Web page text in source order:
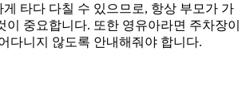
타다 다칠 수 있으므로, 항상 부모가 가
이 중요합니다. 또한 영유아라면 주차장이
다니지 않도록 안내해줘야 합니다.